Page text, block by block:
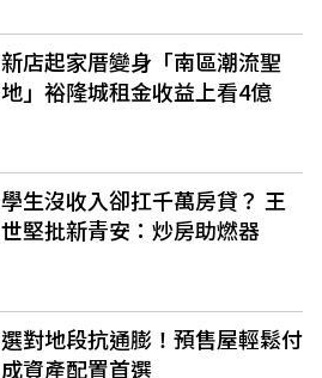
新店起家厝變身「南區潮流聖
地」裕隆城租金收益上看4億
學生沒收入卻扛千萬房貸？ 王
世堅批新青安：炒房助燃器
選對地段抗通膨！預售屋輕鬆付
成資產配置首選